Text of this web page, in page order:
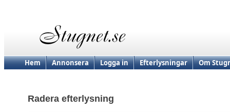
Hem Annonsera Logga in Efterlysningar Om
Radera efterlysning